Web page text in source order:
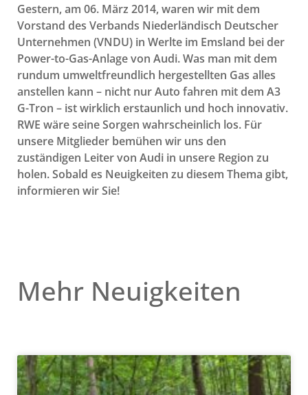
Gestern, am 06. März 2014, waren wir mit dem
Vorstand des Verbands Niederländisch Deutscher
Unternehmen (VNDU) in Werlte im Emsland bei der
Power-to-Gas-Anlage von Audi. Was man mit dem
rundum umweltfreundlich hergestellten Gas alles
anstellen kann – nicht nur Auto fahren mit dem A3
G-Tron – ist wirklich erstaunlich und hoch innovativ.
RWE wäre seine Sorgen wahrscheinlich los. Für
unsere Mitglieder bemühen wir uns den
zuständigen Leiter von Audi in unsere Region zu
holen. Sobald es Neuigkeiten zu diesem Thema gibt,
informieren wir Sie!
Mehr Neuigkeiten